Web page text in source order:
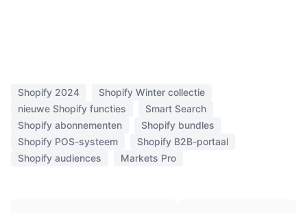
Shopify 2024
Shopify Winter collectie
nieuwe Shopify functies
Smart Search
Shopify abonnementen
Shopify bundles
Shopify POS-systeem
Shopify B2B-portaal
Shopify audiences
Markets Pro